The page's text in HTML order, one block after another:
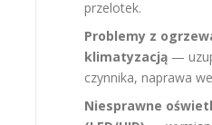
przelotek.
Problemy z
klimatyzacją —
czynnika, naprawa
Niesprawne